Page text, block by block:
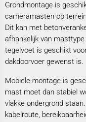
Grondmontage is
cameramasten op
Dit kan met
afhankelijk van
tegelvoet is geschikt
dakdoorvoer gewenst is.
Mobiele montage is
mast moet dan stabiel
vlakke ondergrond
kabelroute,